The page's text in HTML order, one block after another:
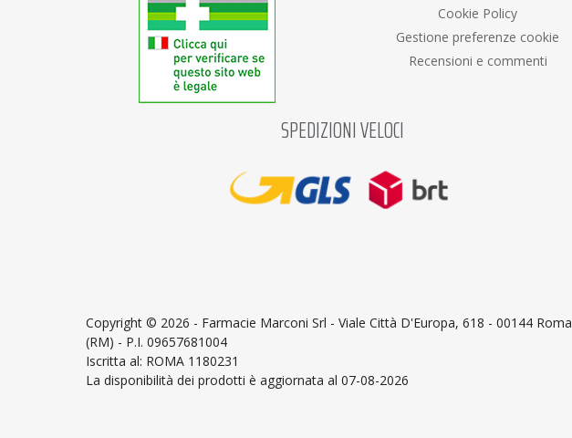
Cookie Policy
Gestione preferenze cookie
Recensioni e commenti
SPEDIZIONI VELOCI
Copyright © 2026 - Farmacie Marconi Srl - Viale Città D'Europa, 618 - 00144 Roma
(RM) - P.I. 09657681004
Iscritta al: ROMA 1180231
La disponibilità dei prodotti è aggiornata al 07-08-2026